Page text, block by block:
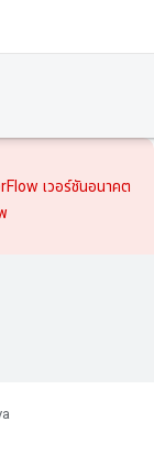
เวอร์ชันอนาคต